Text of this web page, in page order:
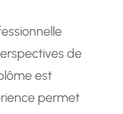
de
est
permet